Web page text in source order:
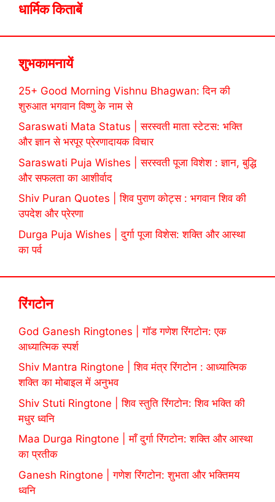
धार्मिक किताबें
शुभकामनायें
25+ Good Morning Vishnu Bhagwan: दिन की
शुरुआत भगवान विष्णु के नाम से
Saraswati Mata Status | सरस्वती माता स्टेटस: भक्ति
और ज्ञान से भरपूर प्रेरणादायक विचार
Saraswati Puja Wishes | सरस्वती पूजा विशेश : ज्ञान, बुद्धि
और सफलता का आशीर्वाद
Shiv Puran Quotes | शिव पुराण कोट्स : भगवान शिव की
उपदेश और प्रेरणा
Durga Puja Wishes | दुर्गा पूजा विशेस: शक्ति और आस्था
का पर्व
रिंगटोन
God Ganesh Ringtones | गॉड गणेश रिंगटोन: एक
आध्यात्मिक स्पर्श
Shiv Mantra Ringtone | शिव मंत्र रिंगटोन : आध्यात्मिक
शक्ति का मोबाइल में अनुभव
Shiv Stuti Ringtone | शिव स्तुति रिंगटोन: शिव भक्ति की
मधुर ध्वनि
Maa Durga Ringtone | माँ दुर्गा रिंगटोन: शक्ति और आस्था
का प्रतीक
Ganesh Ringtone | गणेश रिंगटोन: शुभता और भक्तिमय
ध्वनि